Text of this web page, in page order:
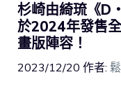
杉崎由綺琉《D
於2024年發售
畫版陣容！
2023/12/20 作者: